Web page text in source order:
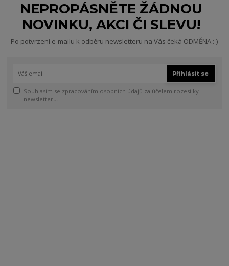
NEPROPÁSNĚTE ŽÁDNOU
NOVINKU, AKCI ČI SLEVU!
Po potvrzení e-mailu k odběru newsletteru na Vás čeká ODMĚNA :-)
Přihlásit se
Souhlasím se zpracováním osobních údajů za účelem rozesílky
newsletteru.